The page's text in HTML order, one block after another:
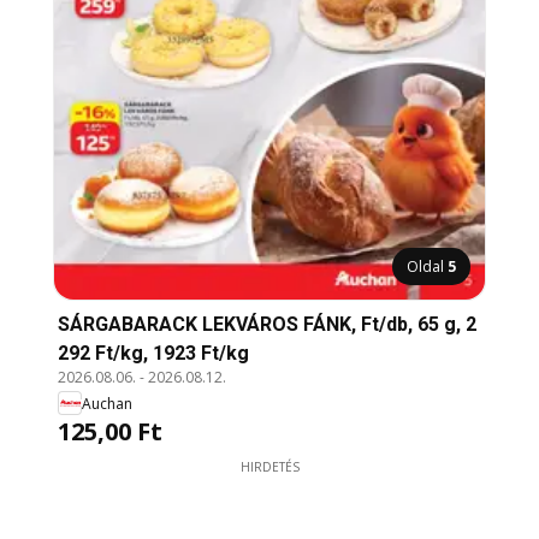
Oldal 5
SÁRGABARACK LEKVÁROS FÁNK, Ft/db, 65 g, 2
292 Ft/kg, 1923 Ft/kg
2026.08.06. -2026.08.12.
Auchan
125,00 Ft
HIRDETÉS